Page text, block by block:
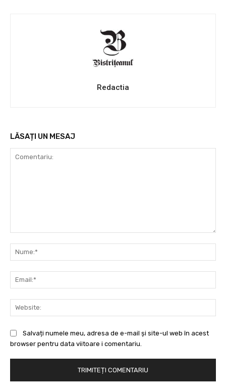
Redactia
LĂSAȚI UN MESAJ
Salvați numele meu, adresa de e-mail și site-ul web în acest
browser pentru data viitoare i comentariu.